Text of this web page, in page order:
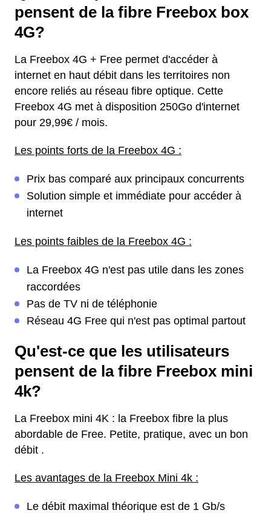
pensent de la fibre Freebox box
4G?
La Freebox 4G + Free permet d'accéder à
internet en haut débit dans les territoires non
encore reliés au réseau fibre optique. Cette
Freebox 4G met à disposition 250Go d'internet
pour 29,99€ / mois.
Les points forts de la Freebox 4G :
Prix bas comparé aux principaux concurrents
Solution simple et immédiate pour accéder à
internet
Les points faibles de la Freebox 4G :
La Freebox 4G n'est pas utile dans les zones
raccordées
Pas de TV ni de téléphonie
Réseau 4G Free qui n'est pas optimal partout
Qu'est-ce que les utilisateurs
pensent de la fibre Freebox mini
4k?
La Freebox mini 4K : la Freebox fibre la plus
abordable de Free. Petite, pratique, avec un bon
débit .
Les avantages de la Freebox Mini 4k :
Le débit maximal théorique est de 1 Gb/s